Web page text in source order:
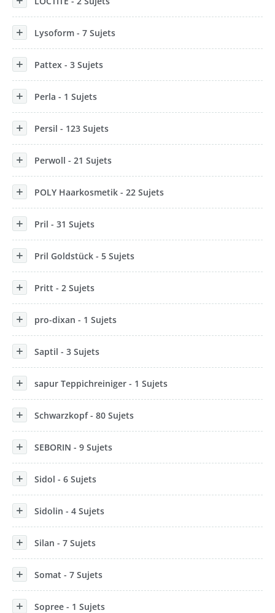
Lysoform - 7 Sujets
Pattex - 3 Sujets
Perla - 1 Sujets
Persil - 123 Sujets
Perwoll - 21 Sujets
POLY Haarkosmetik - 22 Sujets
Pril - 31 Sujets
Pril Goldstück - 5 Sujets
Pritt - 2 Sujets
pro-dixan - 1 Sujets
Saptil - 3 Sujets
sapur Teppichreiniger - 1 Sujets
Schwarzkopf - 80 Sujets
SEBORIN - 9 Sujets
Sidol - 6 Sujets
Sidolin - 4 Sujets
Silan - 7 Sujets
Somat - 7 Sujets
Sopree - 1 Sujets